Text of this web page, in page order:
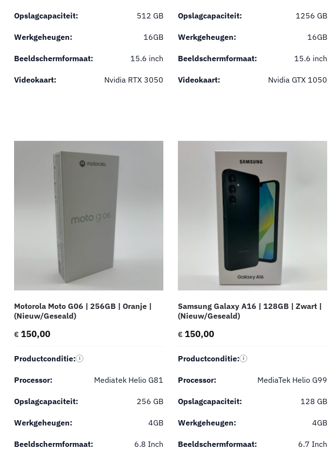
Opslagcapaciteit: 512 GB
Werkgeheugen: 16GB
Beeldschermformaat: 15.6 inch
Videokaart: Nvidia RTX 3050
Opslagcapaciteit: 1256 GB
Werkgeheugen: 16GB
Beeldschermformaat: 15.6 inch
Videokaart: Nvidia GTX 1050
Motorola Moto G06 | 256GB | Oranje |
(Nieuw/Geseald)
€ 150,00
Productconditie: i
Processor: Mediatek Helio G81
Opslagcapaciteit: 256 GB
Werkgeheugen: 4GB
Beeldschermformaat: 6.8 Inch
Samsung Galaxy A16 | 128GB | Zwart |
(Nieuw/Geseald)
€ 150,00
Productconditie: i
Processor: MediaTek Helio G99
Opslagcapaciteit: 128 GB
Werkgeheugen: 4GB
Beeldschermformaat: 6.7 Inch